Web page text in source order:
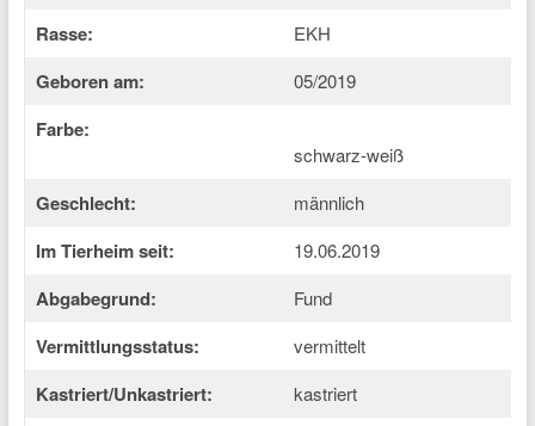
Rasse: EKH
Geboren am: 05/2019
Farbe:
schwarz-weiß
Geschlecht: männlich
Im Tierheim seit: 19.06.2019
Abgabegrund: Fund
Vermittlungsstatus: vermittelt
Kastriert/Unkastriert: kastriert